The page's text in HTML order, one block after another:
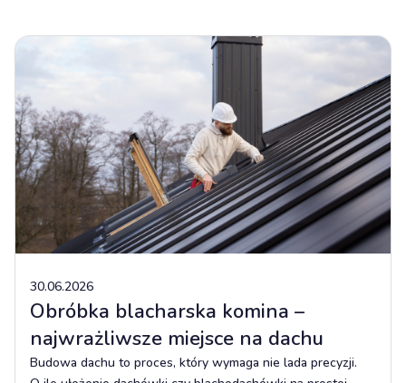
30.06.2026
Obróbka blacharska komina –
najwrażliwsze miejsce na dachu
Budowa dachu to proces, który wymaga nie lada precyzji.